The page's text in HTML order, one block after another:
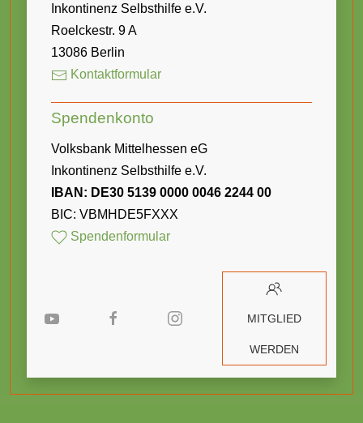
Inkontinenz Selbsthilfe e.V.
Roelckestr. 9 A
13086 Berlin
Kontaktformular
Spendenkonto
Volksbank Mittelhessen eG
Inkontinenz Selbsthilfe e.V.
IBAN: DE30 5139 0000 0046 2244 00
BIC: VBMHDE5FXXX
Spendenformular
MITGLIED
WERDEN